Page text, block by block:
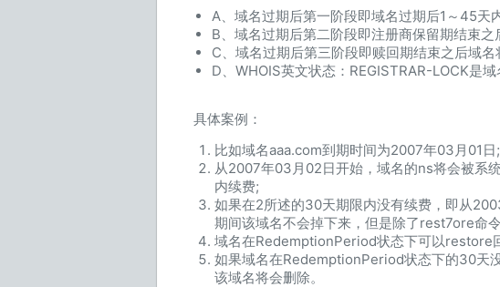
A、域名过期后第一阶段即域名过期后1～45天
B、域名过期后第二阶段即注册商保留期结束
C、域名过期后第三阶段即赎回期结束之后域
D、WHOIS英文状态：REGISTRAR-LOCK是
具体案例：
比如域名aaa.com到期时间为2007年03月01日;
从2007年03月02日开始，域名的ns将会被系
内续费;
如果在2所述的30天期限内没有续费，即从
期间该域名不会掉下来，但是除了rest7ore命
域名在RedemptionPeriod状态下可以restore
如果域名在RedemptionPeriod状态下的30天
该域名将会删除。